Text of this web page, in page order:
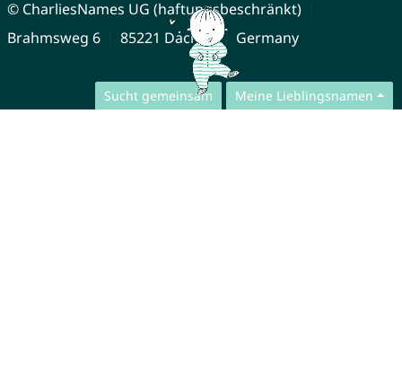
Sucht gemeinsam Meine Lieblingsnamen
© CharliesNames UG (haftungsbeschränkt)
Brahmsweg 6
85221 Dachau Germany